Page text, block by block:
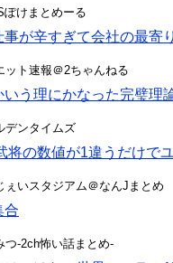
ぽけまとめーる
事が辛すぎて会社の最
ット速報＠2ちゃんねる
う理にかなった完璧理
デンタイムズ
将の数値が1違うだけで
ぇいスタジアム＠なんJまとめ
合
つ-2ch怖い話まとめ-